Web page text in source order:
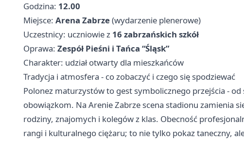
Godzina: 12.00
Miejsce: Arena Zabrze(wydarzenie plenerowe)
Uczestnicy: uczniowie z 16 zabrzańskich szkół
Oprawa: Zespół Pieśni i Tańca “Śląsk”
Charakter: udział otwarty dla mieszkańców
Tradycja i atmosfera - co zobaczyć i czego się spodziewać
Polonez maturzystów to gest symbolicznego przejścia -
obowiązkom. Na Arenie Zabrze scena stadionu zamienia
rodziny, znajomych i kolegów z klas. Obecność
rangi i kulturalnego ciężaru; to nie tylko pokaz taneczny,